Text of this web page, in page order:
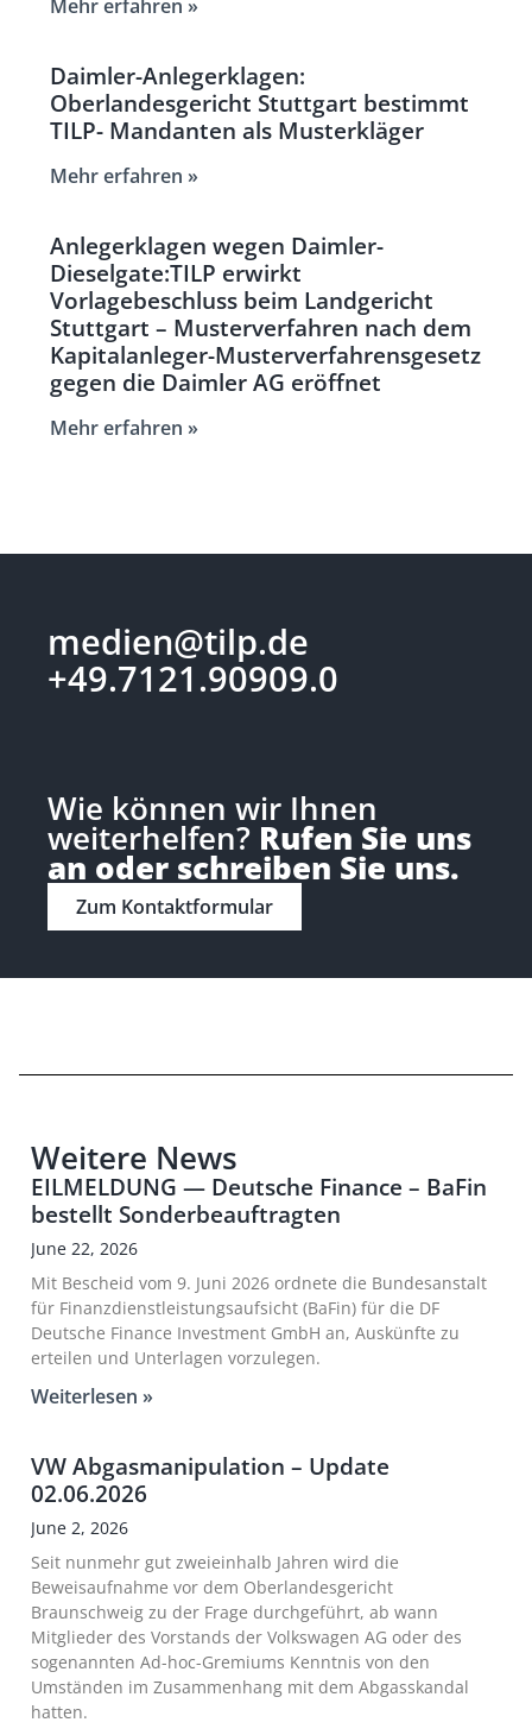
Mehr erfahren »
Daimler-Anlegerklagen:
Oberlandesgericht Stuttgart bestimmt
TILP- Mandanten als Musterkläger
Mehr erfahren »
Anlegerklagen wegen Daimler-
Dieselgate:TILP erwirkt
Vorlagebeschluss beim Landgericht
Stuttgart – Musterverfahren nach dem
Kapitalanleger-Musterverfahrensgesetz
gegen die Daimler AG eröffnet
Mehr erfahren »
medien@tilp.de
+49.7121.90909.0
Wie können wir Ihnen
weiterhelfen? Rufen Sie uns
an oder schreiben Sie uns.
Zum Kontaktformular
Weitere News
EILMELDUNG — Deutsche Finance – BaFin
bestellt Sonderbeauftragten
June 22, 2026
Mit Bescheid vom 9. Juni 2026 ordnete die Bundesanstalt
für Finanzdienstleistungsaufsicht (BaFin) für die DF
Deutsche Finance Investment GmbH an, Auskünfte zu
erteilen und Unterlagen vorzulegen.
Weiterlesen »
VW Abgasmanipulation – Update
02.06.2026
June 2, 2026
Seit nunmehr gut zweieinhalb Jahren wird die
Beweisaufnahme vor dem Oberlandesgericht
Braunschweig zu der Frage durchgeführt, ab wann
Mitglieder des Vorstands der Volkswagen AG oder des
sogenannten Ad-hoc-Gremiums Kenntnis von den
Umständen im Zusammenhang mit dem Abgasskandal
hatten.